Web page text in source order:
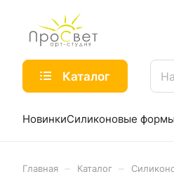
Каталог
НовинкиСиликоновые
Главная Каталог